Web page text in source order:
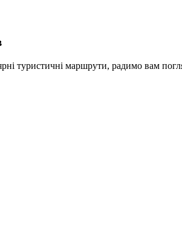
туристичні маршрути, радимо вам